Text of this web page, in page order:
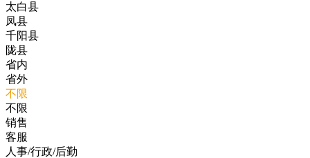
太白县
凤县
千阳县
陇县
省内
省外
不限
不限
销售
客服
人事/行政/后勤